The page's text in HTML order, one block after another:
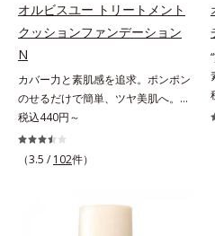
することを防止し、細かい毛穴汚れ
をごっそりするん！角栓溶解オイル
(*4)が詰まりや黒ずみも溶かして、
毛穴の目立ちにくいすべすべ肌に洗
い上げます。大人肌のためのくすみ
(*5)を晴らすアプローチによって圧
立ち(*6)や乾燥によるくすみをケア
し、毎日のメイクが楽しくなる晴れ
成独自の（Ｃ１２－２０）アルキル
オルビスユー トリートメント
クッションファンデーション
N
カバー力と素肌感を追求。ポンポン
のせるだけで簡単、ツヤ美肌へ。カ
バー力と素肌感を両立する、簡単ツ
ヤ美肌クッションファンデーション
です。多方向へ光を拡散し、高いソ
との親和性が高いアミノ酸系パウダ
税込440円～
（3.5 / 102件）